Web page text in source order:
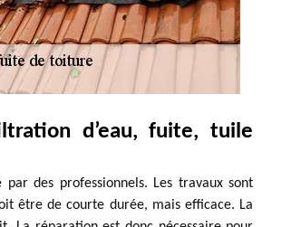
d’eau, fuite, tuile
des professionnels. Les travaux sont
être de courte durée, mais efficace. La